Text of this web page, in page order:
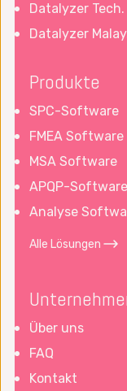
Datalyzer Tech.
Datalyzer
Produkte
SPC-Software
FMEA Software
MSA Software
APQP-Software
Analyse
Alle Lösungen
Über uns
FAQ
Kontakt